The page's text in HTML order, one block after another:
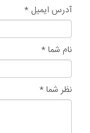
آدرس ایمیل *
نام شما *
نظر شما *